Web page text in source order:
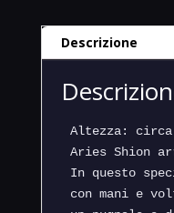
Seiya
Hades
Nations
quantità
Descrizione
Altezza: circa
Aries Shion
In questo
con mani e